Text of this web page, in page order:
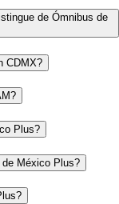
de Ómnibus de
CDMX?
Plus?
México Plus?